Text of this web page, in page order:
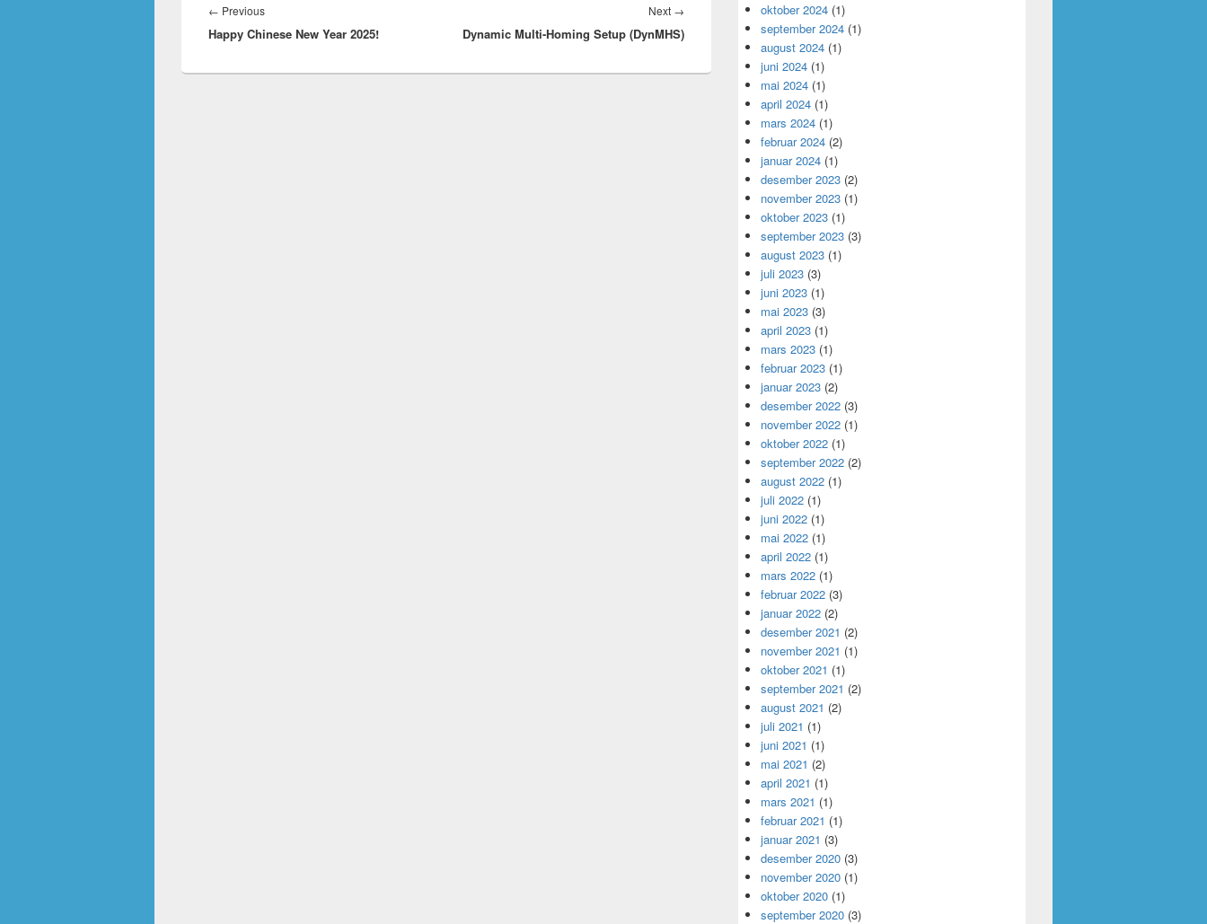
← PreviousPrevious
post:
Happy Chinese New Year 2025!
Next →
post:
Dynamic Multi-Homing Setup (DynMHS)
oktober 2024 (1)
september 2024 (1)
august 2024 (1)
juni 2024 (1)
mai 2024 (1)
april 2024 (1)
mars 2024 (1)
februar 2024 (2)
januar 2024 (1)
desember 2023 (2)
november 2023 (1)
oktober 2023 (1)
september 2023 (3)
august 2023 (1)
juli 2023 (3)
juni 2023 (1)
mai 2023 (3)
april 2023 (1)
mars 2023 (1)
februar 2023 (1)
januar 2023 (2)
desember 2022 (3)
november 2022 (1)
oktober 2022 (1)
september 2022 (2)
august 2022 (1)
juli 2022 (1)
juni 2022 (1)
mai 2022 (1)
april 2022 (1)
mars 2022 (1)
februar 2022 (3)
januar 2022 (2)
desember 2021 (2)
november 2021 (1)
oktober 2021 (1)
september 2021 (2)
august 2021 (2)
juli 2021 (1)
juni 2021 (1)
mai 2021 (2)
april 2021 (1)
mars 2021 (1)
februar 2021 (1)
januar 2021 (3)
desember 2020 (3)
november 2020 (1)
oktober 2020 (1)
september 2020 (3)